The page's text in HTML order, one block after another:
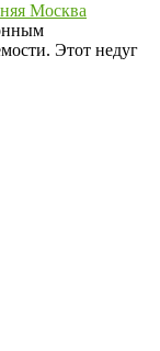
Москва
Этот недуг